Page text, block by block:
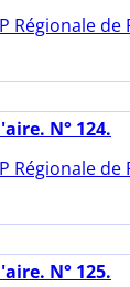
Régionale de
N° 124.
Régionale de
N° 125.